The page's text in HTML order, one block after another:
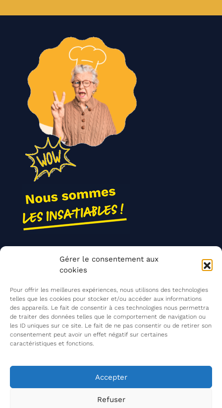
Gérer le consentement aux
cookies
Pour offrir les meilleures expériences, nous utilisons des technologies
telles que les cookies pour stocker et/ou accéder aux informations
des appareils. Le fait de consentir à ces technologies nous permettra
de traiter des données telles que le comportement de navigation ou
les ID uniques sur ce site. Le fait de ne pas consentir ou de retirer son
consentement peut avoir un effet négatif sur certaines
caractéristiques et fonctions.
Accepter
Refuser
Agir ensemble
Mentions légales
Politique de confidentialité
Les Insatiables, une association du